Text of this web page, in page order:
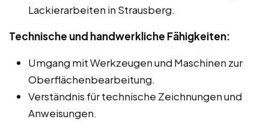
Lackierarbeiten in Strausberg.
Technische und handwerkliche Fähigkeiten:
Umgang mit Werkzeugen und Maschinen zur
Oberflächenbearbeitung.
Verständnis für technische Zeichnungen und
Anweisungen.